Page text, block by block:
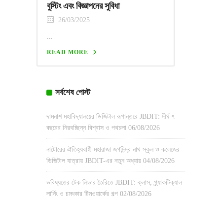
বুস্টিং এবং বিজ্ঞাপনের সুবিধা
26/03/2025
...
READ MORE
সর্বশেষ পোস্ট
দামনাশ মহাবিদ্যালয়ের ডিজিটাল রূপান্তরে JBDIT: দীর্ঘ ৭
বছরের নিরবচ্ছিন্ন বিশ্বাস ও পথচলা 06/08/2026
নাটোরের ঐতিহ্যবাহী মহারাজা জগদিন্দ্র নাথ স্কুল ও কলেজের
ডিজিটাল যাত্রায় JBDIT-এর নতুন অধ্যায় 04/08/2026
ভবিষ্যতের টেক লিডার তৈরিতে JBDIT: ক্লাস, প্র্যাকটিক্যাল
লার্নিং ও চমৎকার টিমওয়ার্কের গল্প 02/08/2026